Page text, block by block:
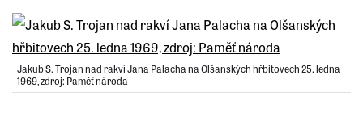
Jakub S. Trojan nad rakví Jana Palacha na Olšanských hřbitovech 25. ledna
1969, zdroj: Paměť národa